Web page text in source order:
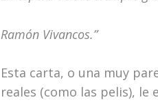
Ramón Vivancos.”
Esta carta, o una muy
reales (como las pelis), le